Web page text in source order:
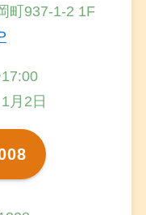
町937-1-2 1F
月2日